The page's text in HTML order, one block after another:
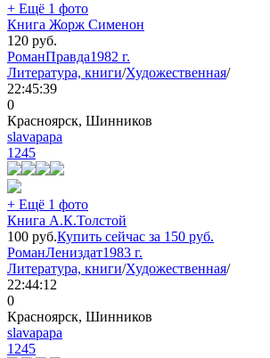
+ Ещё 1 фото
Книга Жорж Сименон
120 руб.
РоманПравда1982 г.
Литература, книги/Художественная/
22:45:39
0
Красноярск, Шинников
slavapapa
1245
+ Ещё 1 фото
Книга А.К.Толстой
100 руб.Купить сейчас за 150 руб.
РоманЛениздат1983 г.
Литература, книги/Художественная/
22:44:12
0
Красноярск, Шинников
slavapapa
1245